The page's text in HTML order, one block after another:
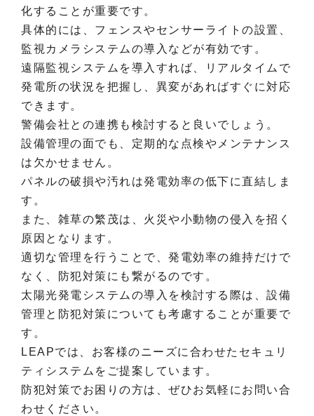
化することが重要です。
具体的には、フェンスやセンサーライトの設置、
監視カメラシステムの導入などが有効です。
遠隔監視システムを導入すれば、リアルタイムで
発電所の状況を把握し、異変があればすぐに対応
できます。
警備会社との連携も検討すると良いでしょう。
設備管理の面でも、定期的な点検やメンテナンス
は欠かせません。
パネルの破損や汚れは発電効率の低下に直結しま
す。
また、雑草の繁茂は、火災や小動物の侵入を招く
原因となります。
適切な管理を行うことで、発電効率の維持だけで
なく、防犯対策にも繋がるのです。
太陽光発電システムの導入を検討する際は、設備
管理と防犯対策についても考慮することが重要で
す。
LEAPでは、お客様のニーズに合わせたセキュリ
ティシステムをご提案しています。
防犯対策でお困りの方は、ぜひお気軽にお問い合
わせください。